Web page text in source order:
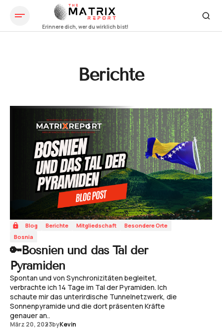
Berichte
Blog Berichte Mitgliedschaft
Besondere Orte
Bosnia
🔑Bosnien und das Tal der
Pyramiden
Spontan und von Synchronizitäten begleitet,
verbrachte ich 14 Tage im Tal der Pyramiden. Ich
schaute mir das unterirdische Tunnelnetzwerk, die
Sonnenpyramide und die dort präsenten Kräfte
genauer an..
März 20, 2023byKevin